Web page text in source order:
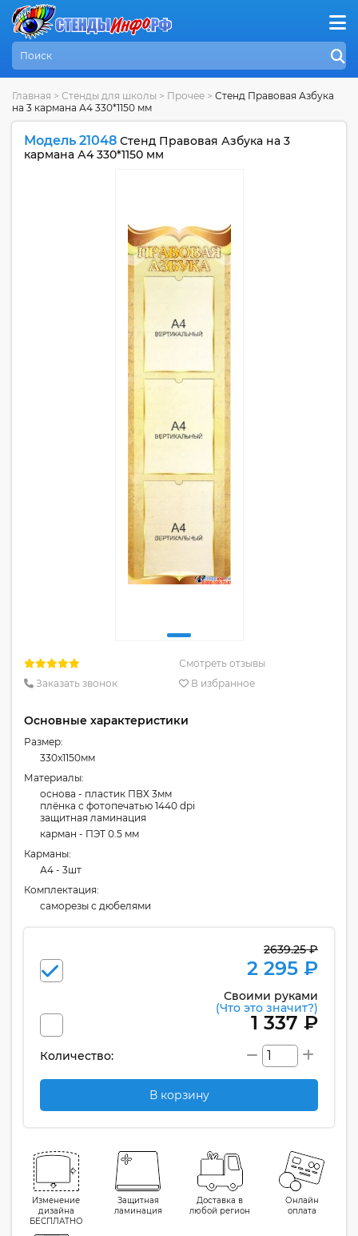
Главная > Стенды для школы > Прочее > Стенд Правовая Азбука
на 3 кармана А4 330*1150 мм
Модель 21048 Стенд Правовая Азбука на 3
кармана А4 330*1150 мм
Смотреть отзывы
Заказать звонок
В избранное
Основные характеристики
Размер:
330x1150мм
Материалы:
основа - пластик ПВХ 3мм
плёнка с фотопечатью 1440 dpi
защитная ламинация
карман - ПЭТ 0.5 мм
Карманы:
А4 - 3шт
Комплектация:
cаморезы с дюбелями
2639.25 ₽
2 295 ₽
Своими руками
(Что это значит?)
1 337 ₽
Количество:
В корзину
Изменение
дизайна
БЕСПЛАТНО
Защитная
ламинация
Доставка в
любой регион
Онлайн
оплата